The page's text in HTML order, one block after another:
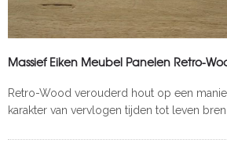
Massief Eiken Meubel Panelen Retro-
Retro-Wood verouderd hout op een
karakter van vervlogen tijden tot leven